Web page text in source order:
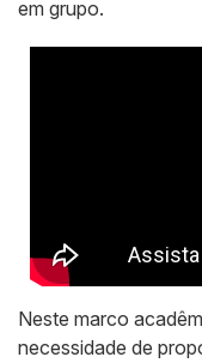
em grupo.
Neste marco
necessidade de